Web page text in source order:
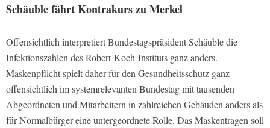
Schäuble fährt Kontrakurs zu Merkel
Offensichtlich interpretiert Bundestagspräsident Schäuble die
Infektionszahlen des Robert-Koch-Instituts ganz anders.
Maskenpflicht spielt daher für den Gesundheitsschutz ganz
offensichtlich im systemrelevanten Bundestag mit tausenden
Abgeordneten und Mitarbeitern in zahlreichen Gebäuden anders als
für Normalbürger eine untergeordnete Rolle. Das Maskentragen soll